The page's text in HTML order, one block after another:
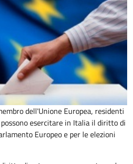
dell'Unione Europea, residenti
esercitare in Italia il diritto di
Europeo e per le elezioni